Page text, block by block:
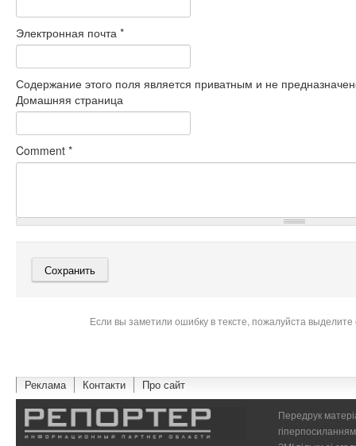
Электронная почта *
Содержание этого поля является приватным и не
Домашняя страница
Comment *
Если вы заметили ошибку в тексте, пожалуйста
Реклама Контакти Про сайт
Передрук